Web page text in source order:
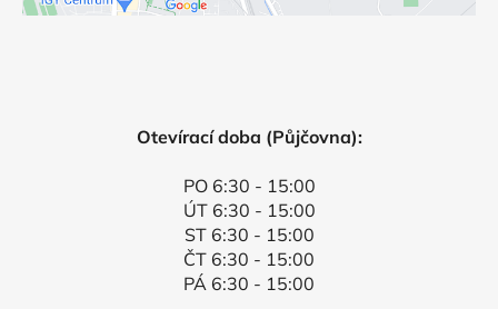
Otevírací doba (Půjčovna):
PO 6:30 - 15:00
ÚT 6:30 - 15:00
ST 6:30 - 15:00
ČT 6:30 - 15:00
PÁ 6:30 - 15:00